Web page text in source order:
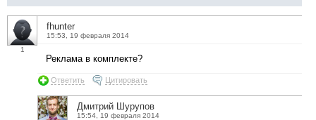
1
fhunter
15:53, 19 февраля 2014
Реклама в комплекте?
Ответить Цитировать
Дмитрий Шурупов
15:54, 19 февраля 2014